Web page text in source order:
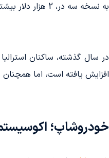
به نسخه سه در، 2 هزار دلار بیشتر هزینه دارد.
افزایش یافته است، اما
خودروشاپ؛